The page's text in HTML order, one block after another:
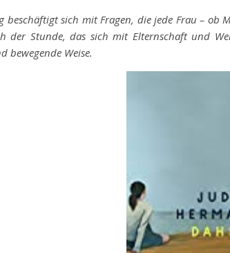
beschäftigt sich mit Fragen, die jede Frau – ob
der Stunde, das sich mit Elternschaft und
bewegende Weise.